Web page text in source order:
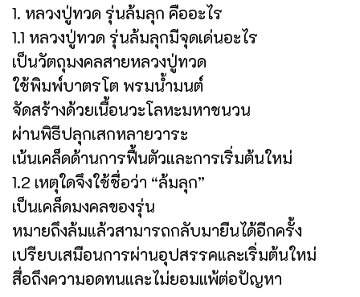
1. หลวงปู่ทวด รุ่นล้มลุก คืออะไร
1.1 หลวงปู่ทวด รุ่นล้มลุกมีจุดเด่นอะไร
เป็นวัตถุมงคลสายหลวงปู่ทวด
ใช้พิมพ์บาตรโต พรมน้ำมนต์
จัดสร้างด้วยเนื้อนวะโลหะมหาชนวน
ผ่านพิธีปลุกเสกหลายวาระ
เน้นเคล็ดด้านการฟื้นตัวและการเริ่มต้นใหม่
1.2 เหตุใดจึงใช้ชื่อว่า “ล้มลุก”
เป็นเคล็ดมงคลของรุ่น
หมายถึงล้มแล้วสามารถกลับมายืนได้อีกครั้ง
เปรียบเสมือนการผ่านอุปสรรคและเริ่มต้นใหม่
สื่อถึงความอดทนและไม่ยอมแพ้ต่อปัญหา